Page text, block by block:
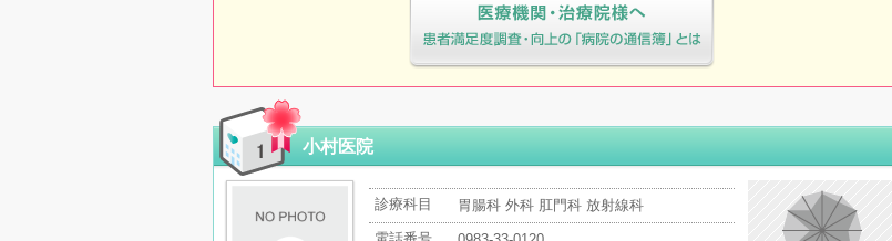
小村医院
診療科目
胃腸科 外科 肛門科 放射線科